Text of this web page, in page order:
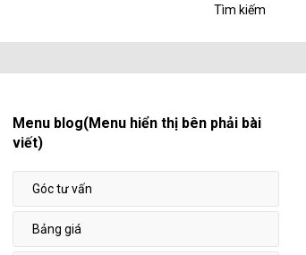
Tìm kiếm
Menu blog(Menu hiển thị bên phải bài
viết)
Góc tư vấn
Bảng giá